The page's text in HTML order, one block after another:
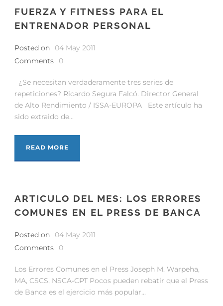
FUERZA Y FITNESS PARA EL
ENTRENADOR PERSONAL
Posted on
04 May 2011
Comments
0
¿Se necesitan verdaderamente tres series de
repeticiones? Ricardo Segura Falcó. Director General
de Alto Rendimiento / ISSA-EUROPA Este artículo ha
sido extraido de...
READ MORE
ARTICULO DEL MES: LOS ERRORES
COMUNES EN EL PRESS DE BANCA
Posted on
04 May 2011
Comments
0
Los Errores Comunes en el Press Joseph M. Warpeha,
MA, CSCS, NSCA-CPT Pocos pueden rebatir que el Press
de Banca es el ejercicio más popular...